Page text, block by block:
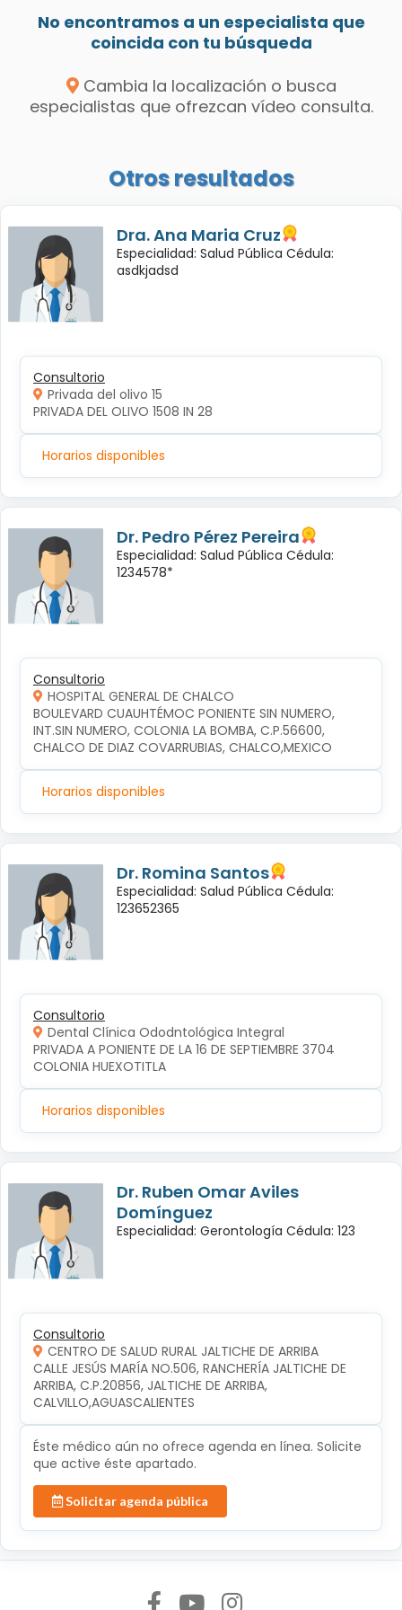
No encontramos a un especialista que
coincida con tu búsqueda
Cambia la localización o busca
especialistas que ofrezcan vídeo consulta.
Otros resultados
Dra. Ana Maria Cruz
Especialidad: Salud Pública Cédula:
asdkjadsd
Consultorio
Privada del olivo 15
PRIVADA DEL OLIVO 1508 IN 28
Horarios disponibles
Dr. Pedro Pérez Pereira
Especialidad: Salud Pública Cédula:
1234578*
Consultorio
HOSPITAL GENERAL DE CHALCO
BOULEVARD CUAUHTÉMOC PONIENTE SIN NUMERO,
INT.SIN NUMERO, COLONIA LA BOMBA, C.P.56600,
CHALCO DE DIAZ COVARRUBIAS, CHALCO,MEXICO
Horarios disponibles
Dr. Romina Santos
Especialidad: Salud Pública Cédula:
123652365
Consultorio
Dental Clínica Ododntológica Integral
PRIVADA A PONIENTE DE LA 16 DE SEPTIEMBRE 3704
COLONIA HUEXOTITLA
Horarios disponibles
Dr. Ruben Omar Aviles
Domínguez
Especialidad: Gerontología Cédula: 123
Consultorio
CENTRO DE SALUD RURAL JALTICHE DE ARRIBA
CALLE JESÚS MARÍA NO.506, RANCHERÍA JALTICHE DE
ARRIBA, C.P.20856, JALTICHE DE ARRIBA,
CALVILLO,AGUASCALIENTES
Éste médico aún no ofrece agenda en línea. Solicite
que active éste apartado.
Solicitar agenda pública